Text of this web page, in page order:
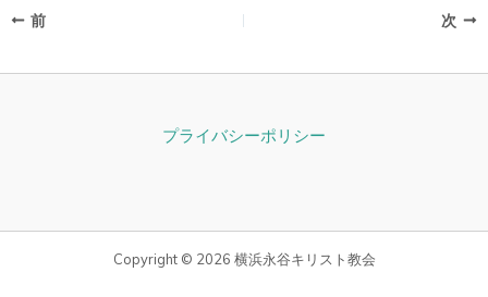
前 次
プライバシーポリシー
Copyright © 2026 横浜永谷キリスト教会